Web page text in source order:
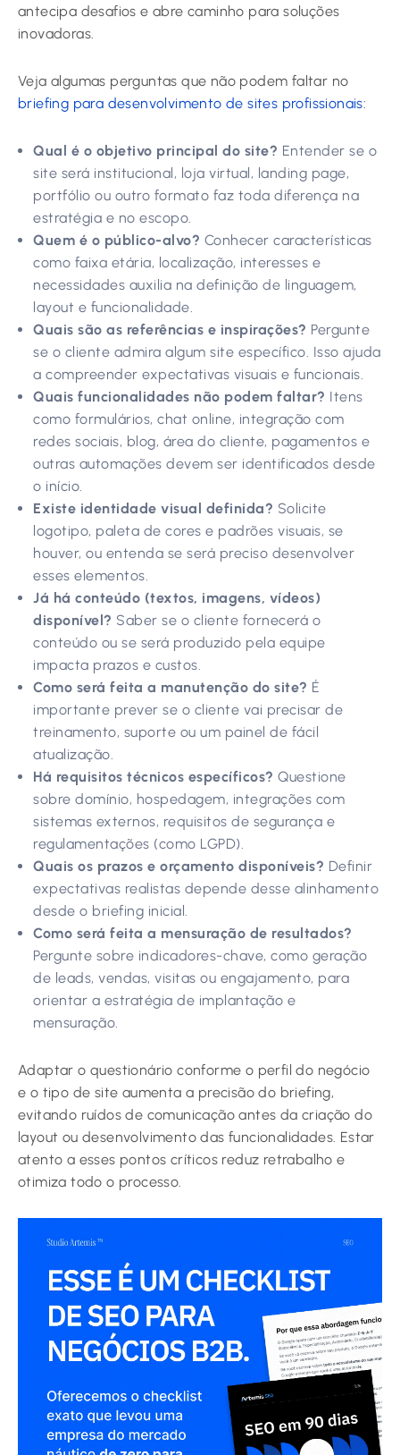
antecipa desafios e abre caminho para soluções
inovadoras.
Veja algumas perguntas que não podem faltar no
briefing para desenvolvimento de sites profissionais:
Qual é o objetivo principal do site? Entender se o
site será institucional, loja virtual, landing page,
portfólio ou outro formato faz toda diferença na
estratégia e no escopo.
Quem é o público-alvo? Conhecer características
como faixa etária, localização, interesses e
necessidades auxilia na definição de linguagem,
layout e funcionalidade.
Quais são as referências e inspirações? Pergunte
se o cliente admira algum site específico. Isso ajuda
a compreender expectativas visuais e funcionais.
Quais funcionalidades não podem faltar? Itens
como formulários, chat online, integração com
redes sociais, blog, área do cliente, pagamentos e
outras automações devem ser identificados desde
o início.
Existe identidade visual definida? Solicite
logotipo, paleta de cores e padrões visuais, se
houver, ou entenda se será preciso desenvolver
esses elementos.
Já há conteúdo (textos, imagens, vídeos)
disponível? Saber se o cliente fornecerá o
conteúdo ou se será produzido pela equipe
impacta prazos e custos.
Como será feita a manutenção do site? É
importante prever se o cliente vai precisar de
treinamento, suporte ou um painel de fácil
atualização.
Há requisitos técnicos específicos? Questione
sobre domínio, hospedagem, integrações com
sistemas externos, requisitos de segurança e
regulamentações (como LGPD).
Quais os prazos e orçamento disponíveis? Definir
expectativas realistas depende desse alinhamento
desde o briefing inicial.
Como será feita a mensuração de resultados?
Pergunte sobre indicadores-chave, como geração
de leads, vendas, visitas ou engajamento, para
orientar a estratégia de implantação e
mensuração.
Adaptar o questionário conforme o perfil do negócio
e o tipo de site aumenta a precisão do briefing,
evitando ruídos de comunicação antes da criação do
layout ou desenvolvimento das funcionalidades. Estar
atento a esses pontos críticos reduz retrabalho e
otimiza todo o processo.